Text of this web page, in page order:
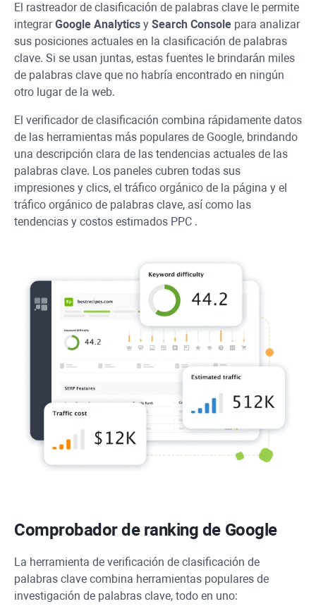
El rastreador de clasificación de palabras clave le permite
integrarGoogle Analytics y Search Console para analizar
sus posiciones actuales en la clasificación de palabras
clave. Si se usan juntas, estas fuentes le brindarán miles
de palabras clave que no habría encontrado en ningún
otro lugar de la web.
El verificador de clasificación combina rápidamente datos
de las herramientas más populares de Google, brindando
una descripción clara de las tendencias actuales de las
palabras clave. Los paneles cubren todas sus
impresiones y clics, el tráfico orgánico de la página y el
tráfico orgánico de palabras clave, así como las
tendencias y costos estimados PPC .
Comprobador de ranking de Google
La herramienta de verificación de clasificación de
palabras clave combina herramientas populares de
investigación de palabras clave, todo en uno: